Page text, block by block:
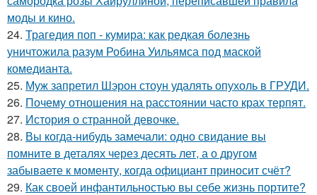
моды и кино.
24. Трагедия поп - кумира: как редкая болезнь
уничтожила разум Робина Уильямса под маской
комедианта.
25. Муж запретил Шэрон стоун удалять опухоль в ГРУДИ.
26. Почему отношения на расстоянии часто крах терпят.
27. История о странной девочке.
28. Вы когда-нибудь замечали: одно свидание вы
помните в деталях через десять лет, а о другом
забываете к моменту, когда официант приносит счёт?
29. Как своей инфантильностью вы себе жизнь портите?